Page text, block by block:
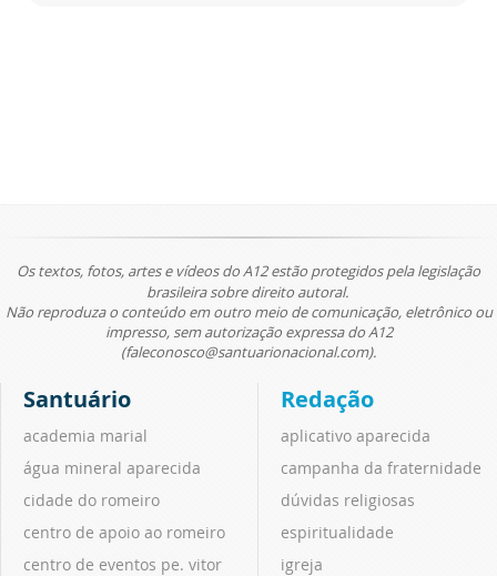
Os textos, fotos, artes e vídeos do A12 estão protegidos pela legislação
brasileira sobre direito autoral.
Não reproduza o conteúdo em outro meio de comunicação, eletrônico ou
impresso, sem autorização expressa do A12
(faleconosco@santuarionacional.com).
Santuário
academia marial
água mineral aparecida
cidade do romeiro
centro de apoio ao romeiro
centro de eventos pe. vitor
Redação
aplicativo aparecida
campanha da fraternidade
dúvidas religiosas
espiritualidade
igreja